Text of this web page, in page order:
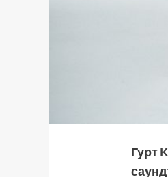
Гурт